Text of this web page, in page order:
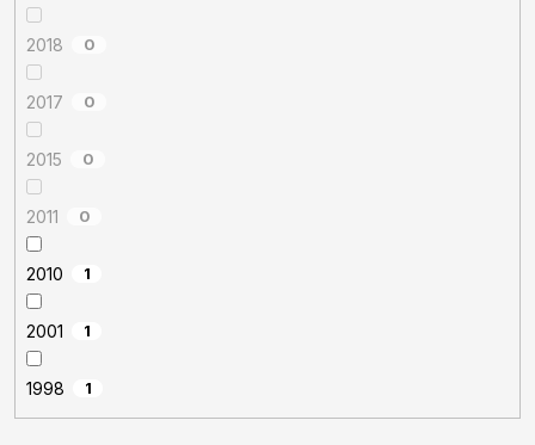
2018 0
2017 0
2015 0
2011 0
2010 1
2001 1
1998 1